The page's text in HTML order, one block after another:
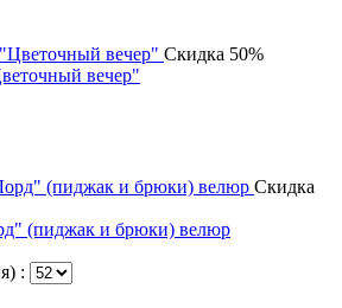
Скидка 50%
вечер"
Скидка
(пиджак и брюки) велюр
: